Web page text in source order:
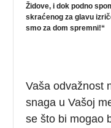
Židove, i dok podno
skraćenog za glavu
smo za dom spremni!“
Vaša odvažnost
snaga u Vašoj
se što bi mogao